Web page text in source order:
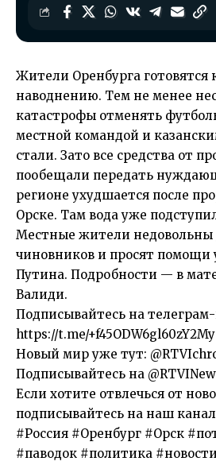
Жители Оренбурга готовятся
наводнению. Тем не менее
катастрофы отменять
местной командой и
стали. Зато все средства от
пообещали передать
регионе ухудшается после
Орске. Там вода уже
Местные жители недовольны
чиновников и просят помощи
Путина. Подробности — в
Валиди.
Подписывайтесь на
https://t.me/+f45ODW6gl60zY2My
Новый мир уже тут:
Подписывайтесь на
Если хотите отвлечься от
подписывайтесь на наш
#Россия #Оренбург #Орск
#паводок #политика